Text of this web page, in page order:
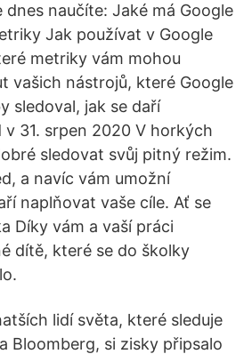
dnes naučíte: Jaké má Google
Jak používat v Google
metriky vám mohou
vašich nástrojů, které Google
sledoval, jak se daří
v 31. srpen 2020 V horkých
sledovat svůj pitný režim.
a navíc vám umožní
naplňovat vaše cíle. Ať se
Díky vám a vaší práci
dítě, které se do školky
lidí světa, které sleduje
Bloomberg, si zisky připsalo